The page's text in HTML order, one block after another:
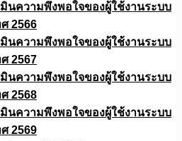
มินความพึงพอใจของผู้ใช้งานระบบ
2566
มินความพึงพอใจของผู้ใช้งานระบบ
2567
มินความพึงพอใจของผู้ใช้งานระบบ
2568
มินความพึงพอใจของผู้ใช้งานระบบ
2569